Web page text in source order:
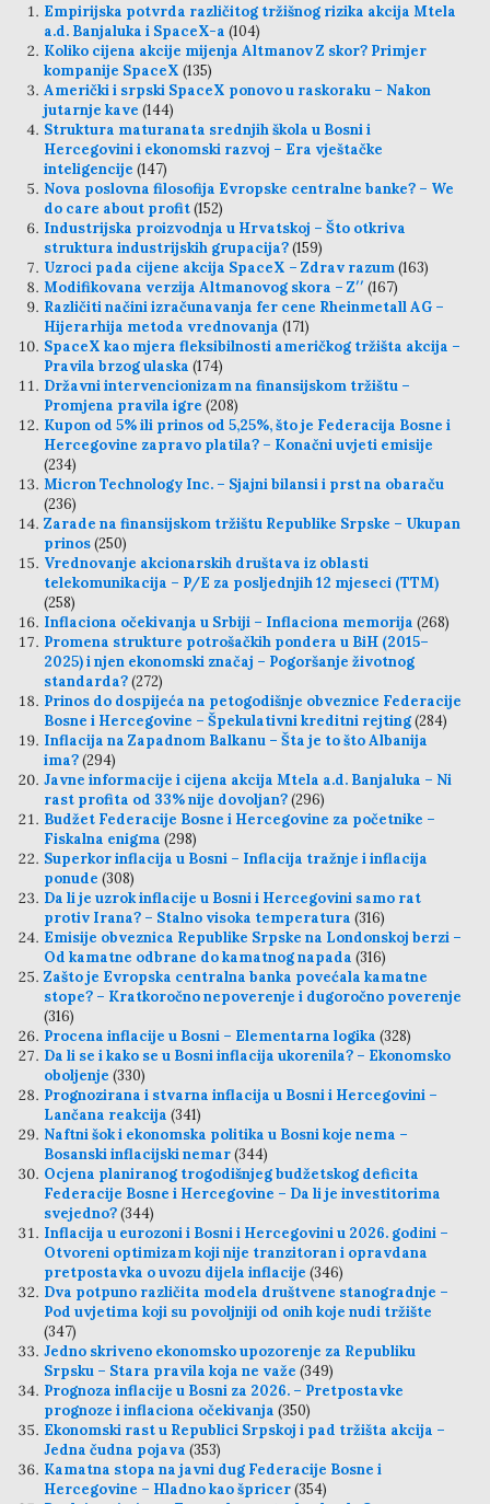
Empirijska potvrda različitog tržišnog rizika akcija Mtela
a.d. Banjaluka i SpaceX-a (104)
Koliko cijena akcije mijenja Altmanov Z skor? Primjer
kompanije SpaceX (135)
Američki i srpski SpaceX ponovo u raskoraku – Nakon
jutarnje kave (144)
Struktura maturanata srednjih škola u Bosni i
Hercegovini i ekonomski razvoj – Era vještačke
inteligencije (147)
Nova poslovna filosofija Evropske centralne banke? – We
do care about profit(152)
Industrijska proizvodnja u Hrvatskoj – Što otkriva
struktura industrijskih grupacija?(159)
Uzroci pada cijene akcija SpaceX – Zdrav razum(163)
Modifikovana verzija Altmanovog skora – Z′′ (167)
Različiti načini izračunavanja fer cene Rheinmetall AG –
Hijerarhija metoda vrednovanja (171)
SpaceX kao mjera fleksibilnosti američkog tržišta akcija –
Pravila brzog ulaska (174)
Državni intervencionizam na finansijskom tržištu –
Promjena pravila igre (208)
Kupon od 5% ili prinos od 5,25%, što je Federacija Bosne i
Hercegovine zapravo platila? – Konačni uvjeti emisije
(234)
Micron Technology Inc. – Sjajni bilansi i prst na obaraču
(236)
Zarade na finansijskom tržištu Republike Srpske – Ukupan
prinos(250)
Vrednovanje akcionarskih društava iz oblasti
telekomunikacija – P/E za posljednjih 12 mjeseci (TTM)
(258)
Inflaciona očekivanja u Srbiji – Inflaciona memorija (268)
Promena strukture potrošačkih pondera u BiH (2015–
2025) i njen ekonomski značaj – Pogoršanje životnog
standarda?(272)
Prinos do dospijeća na petogodišnje obveznice Federacije
Bosne i Hercegovine – Špekulativni kreditni rejting(284)
Inflacija na Zapadnom Balkanu – Šta je to što Albanija
ima?(294)
Javne informacije i cijena akcija Mtela a.d. Banjaluka – Ni
rast profita od 33% nije dovoljan?(296)
Budžet Federacije Bosne i Hercegovine za početnike –
Fiskalna enigma (298)
Superkor inflacija u Bosni – Inflacija tražnje i inflacija
ponude (308)
Da li je uzrok inflacije u Bosni i Hercegovini samo rat
protiv Irana? – Stalno visoka temperatura (316)
Emisije obveznica Republike Srpske na Londonskoj berzi –
Od kamatne odbrane do kamatnog napada (316)
Zašto je Evropska centralna banka povećala kamatne
stope? – Kratkoročno nepoverenje i dugoročno poverenje
(316)
Procena inflacije u Bosni – Elementarna logika (328)
Da li se i kako se u Bosni inflacija ukorenila? – Ekonomsko
oboljenje (330)
Prognozirana i stvarna inflacija u Bosni i Hercegovini –
Lančana reakcija (341)
Naftni šok i ekonomska politika u Bosni koje nema –
Bosanski inflacijski nemar(344)
Ocjena planiranog trogodišnjeg budžetskog deficita
Federacije Bosne i Hercegovine – Da li je investitorima
svejedno?(344)
Inflacija u eurozoni i Bosni i Hercegovini u 2026. godini –
Otvoreni optimizam koji nije tranzitoran i opravdana
pretpostavka o uvozu dijela inflacije (346)
Dva potpuno različita modela društvene stanogradnje –
Pod uvjetima koji su povoljniji od onih koje nudi tržište
(347)
Jedno skriveno ekonomsko upozorenje za Republiku
Srpsku – Stara pravila koja ne važe (349)
Prognoza inflacije u Bosni za 2026. – Pretpostavke
prognoze i inflaciona očekivanja (350)
Ekonomski rast u Republici Srpskoj i pad tržišta akcija –
Jedna čudna pojava (353)
Kamatna stopa na javni dug Federacije Bosne i
Hercegovine – Hladno kao špricer(354)